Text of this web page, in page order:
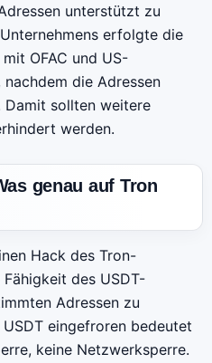
unterstützt zu
erfolgte die
OFAC und US-
die Adressen
sollten weitere
werden.
genau auf Tron
Hack des Tron-
des USDT-
Adressen zu
eingefroren bedeutet
keine Netzwerksperre.